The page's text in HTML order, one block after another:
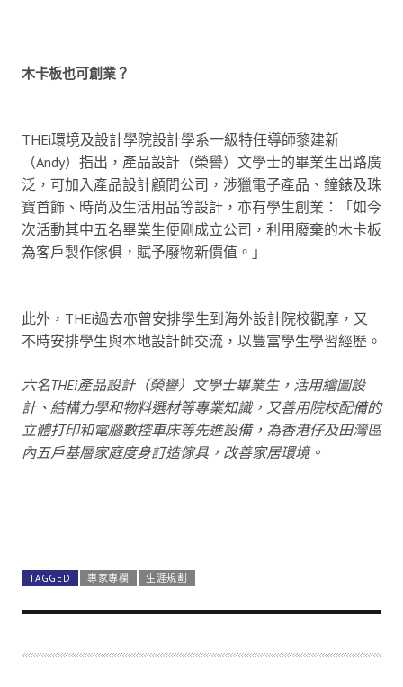
木卡板也可創業？
THEi環境及設計學院設計學系一級特任導師黎建新
（Andy）指出，產品設計（榮譽）文學士的畢業生出路廣
泛，可加入產品設計顧問公司，涉獵電子產品、鐘錶及珠
寶首飾、時尚及生活用品等設計，亦有學生創業：「如今
次活動其中五名畢業生便剛成立公司，利用廢棄的木卡板
為客戶製作傢俱，賦予廢物新價值。」
此外，THEi過去亦曾安排學生到海外設計院校觀摩，又
不時安排學生與本地設計師交流，以豐富學生學習經歷。
六名THEi產品設計（榮譽）文學士畢業生，活用繪圖設
計、結構力學和物料選材等專業知識，又善用院校配備的
立體打印和電腦數控車床等先進設備，為香港仔及田灣區
內五戶基層家庭度身訂造傢具，改善家居環境。
TAGGED 專家專欄 生涯規劃